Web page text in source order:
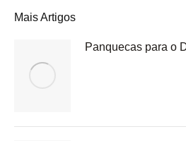
Mais Artigos
Panquecas para o